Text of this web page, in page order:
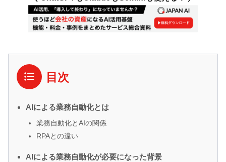
目次
AIによる業務自動化とは
業務自動化とAIの関係
RPAとの違い
AIによる業務自動化が必要になった背景